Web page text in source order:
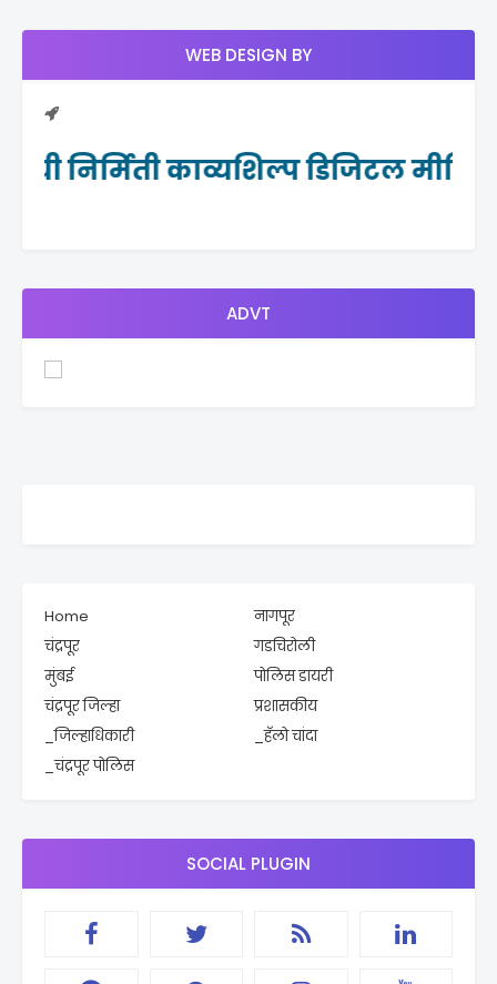
WEB DESIGN BY
निर्मिती काव्यशिल्प डिजिटल
ADVT
Home
नागपूर
चंद्रपूर
गडचिरोली
मुंबई
पोलिस डायरी
चंद्रपूर जिल्हा
प्रशासकीय
_जिल्हाधिकारी
_हॅलो चांदा
_चंद्रपूर पोलिस
SOCIAL PLUGIN